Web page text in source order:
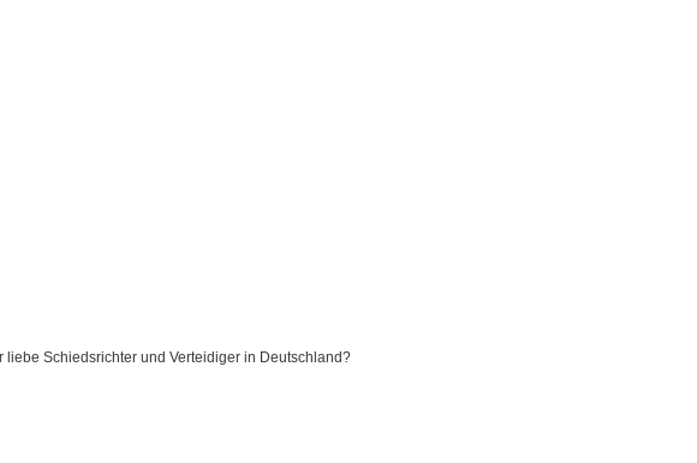
liebe Schiedsrichter und Verteidiger in Deutschland?